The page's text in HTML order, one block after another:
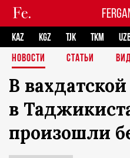
KAZ KGZ TJK TKM
НОВОСТИ
СТАТЬИ
В
в
произошли